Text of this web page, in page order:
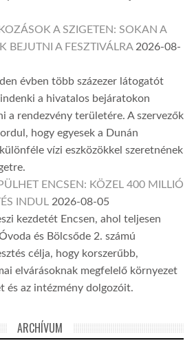
A SZIGETEN: SOKAN A
BEJUTNI A FESZTIVÁLRA 2026-08-
évben több százezer látogatót
a hivatalos bejáratokon
a rendezvény területére. A szervezők
hogy egyesek a Dunán
vízi eszközökkel szeretnének
ENCSEN: KÖZEL 400 MILLIÓ
INDUL 2026-08-05
kezdetét Encsen, ahol teljesen
és Bölcsőde 2. számú
célja, hogy korszerűbb,
elvárásoknak megfelelő környezet
és az intézmény dolgozóit.
ARCHÍVUM